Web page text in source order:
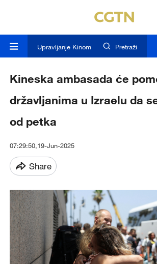
Upravljanje Kinom Pretraži
Kineska ambasada će
državljanima u Izraelu da
od petka
07:29:50,19-Jun-2025
Share